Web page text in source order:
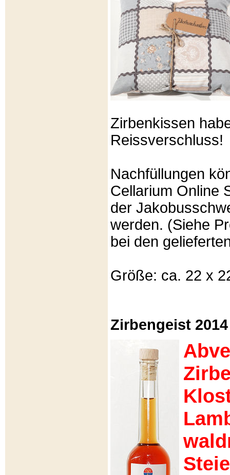
Zirbenkissen
Reissverschluss!
Nachfüllungen
Cellarium Online
der
werden. (Siehe
bei den
Größe: ca. 22 x
Zirbengeist 2014